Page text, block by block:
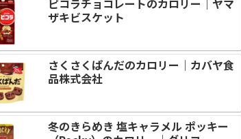
ピコラチョコレートのカロリー｜ヤマ
ザキビスケット
さくさくぱんだのカロリー｜カバヤ食
品株式会社
冬のきらめき 塩キャラメル ポッキー